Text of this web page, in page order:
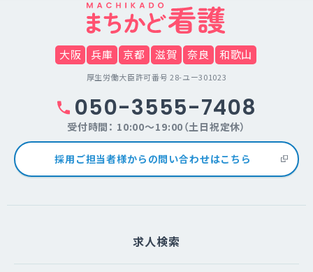
の同意を得ずに当サービス利用企業など
の第三者に開示することは、原則いたし
ません。提供先・提供情報内容を特定し
たうえで、利用者の同意を得た場合に限
用者の個人情報を提供することがありま
（４）個人情報の取扱いの委託について
当サイトは利用目的の達成に必要な範囲
たは一部を委託する場合があります。な
は適切な委託先を選定し、個人情報が安
全に管理されるよう適切に監督いたしま
大阪 兵庫 京都 滋賀 奈良 和歌山
厚生労働大臣許可番号 28-ユー301023
050-3555-7408
受付時間： 10:00～19:00（土日祝定休）
採用ご担当者様からの問い合わせはこちら
求人検索